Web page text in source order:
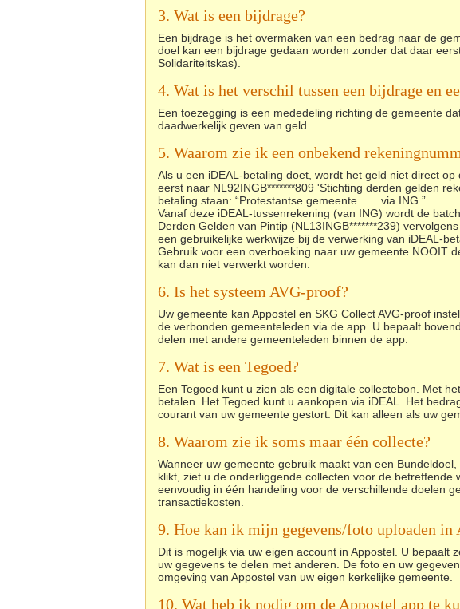
3. Wat is een bijdrage?
Een bijdrage is het overmaken van een bedrag naar de
doel kan een bijdrage gedaan worden zonder dat daar
Solidariteitskas).
4. Wat is het verschil tussen een bijdrage en
Een toezegging is een mededeling richting de gemeente
daadwerkelijk geven van geld.
5. Waarom zie ik een onbekend
Als u een iDEAL-betaling doet, wordt het geld niet direct
eerst naar NL92INGB*******809 'Stichting derden gelden
betaling staan: “Protestantse gemeente ….. via ING.”
Vanaf deze iDEAL-tussenrekening (van ING) wordt de
Derden Gelden van Pintip (NL13INGB*******239)
een gebruikelijke werkwijze bij de verwerking van iDEAL-
Gebruik voor een overboeking naar uw gemeente NOOIT
kan dan niet verwerkt worden.
6. Is het systeem AVG-proof?
Uw gemeente kan Appostel en SKG Collect AVG-proof
de verbonden gemeenteleden via de app. U bepaalt
delen met andere gemeenteleden binnen de app.
7. Wat is een Tegoed?
Een Tegoed kunt u zien als een digitale collectebon. Met
betalen. Het Tegoed kunt u aankopen via iDEAL. Het
courant van uw gemeente gestort. Dit kan alleen als uw
8. Waarom zie ik soms maar één collecte?
Wanneer uw gemeente gebruik maakt van een
klikt, ziet u de onderliggende collecten voor de betreffende
eenvoudig in één handeling voor de verschillende doelen
transactiekosten.
9. Hoe kan ik mijn gegevens/foto uploaden in
Dit is mogelijk via uw eigen account in Appostel. U bepaalt
uw gegevens te delen met anderen. De foto en uw
omgeving van Appostel van uw eigen kerkelijke gemeente.
10. Wat heb ik nodig om de Appostel app te